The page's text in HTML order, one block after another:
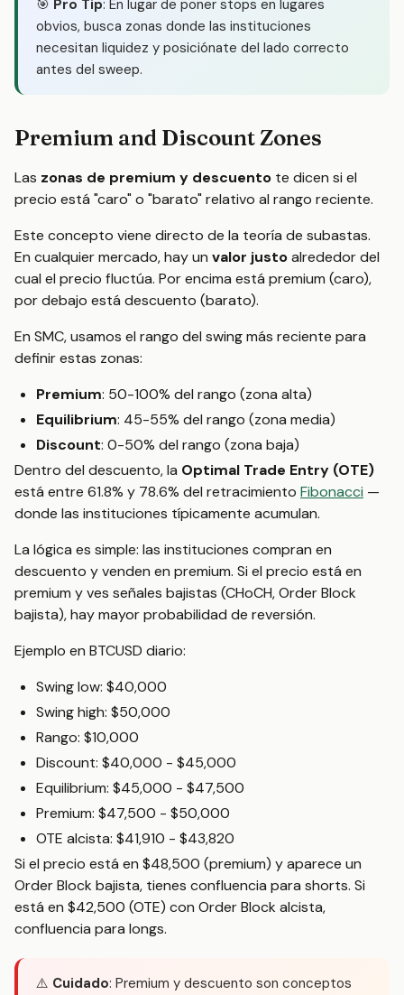
🎯 Pro Tip: En lugar de poner stops en lugares
obvios, busca zonas donde las instituciones
necesitan liquidez y posiciónate del lado correcto
antes del sweep.
Premium and Discount Zones
Las zonas de premium y descuento te dicen si el
precio está "caro" o "barato" relativo al rango reciente.
Este concepto viene directo de la teoría de subastas.
En cualquier mercado, hay un valor justoalrededor del
cual el precio fluctúa. Por encima está premium (caro),
por debajo está descuento (barato).
En SMC, usamos el rango del swing más reciente para
definir estas zonas:
Premium: 50-100% del rango (zona alta)
Equilibrium: 45-55% del rango (zona media)
Discount: 0-50% del rango (zona baja)
Dentro del descuento, la Optimal Trade Entry (OTE)
está entre 61.8% y 78.6% del retracimiento Fibonacci —
donde las instituciones típicamente acumulan.
La lógica es simple: las instituciones compran en
descuento y venden en premium. Si el precio está en
premium y ves señales bajistas (CHoCH, Order Block
bajista), hay mayor probabilidad de reversión.
Ejemplo en BTCUSD diario:
Swing low: $40,000
Swing high: $50,000
Rango: $10,000
Discount: $40,000 - $45,000
Equilibrium: $45,000 - $47,500
Premium: $47,500 - $50,000
OTE alcista: $41,910 - $43,820
Si el precio está en $48,500 (premium) y aparece un
Order Block bajista, tienes confluencia para shorts. Si
está en $42,500 (OTE) con Order Block alcista,
confluencia para longs.
⚠️ Cuidado: Premium y descuento son conceptos